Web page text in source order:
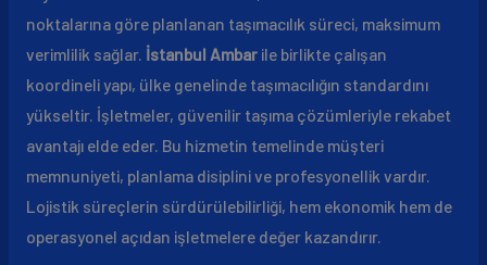
noktalarına göre planlanan taşımacılık süreci, maksimum
verimlilik sağlar. İstanbul Ambarile birlikte çalışan
koordineli yapı, ülke genelinde taşımacılığın standardını
yükseltir. İşletmeler, güvenilir taşıma çözümleriyle rekabet
avantajı elde eder. Bu hizmetin temelinde müşteri
memnuniyeti, planlama disiplini ve profesyonellik vardır.
Lojistik süreçlerin sürdürülebilirliği, hem ekonomik hem de
operasyonel açıdan işletmelere değer kazandırır.